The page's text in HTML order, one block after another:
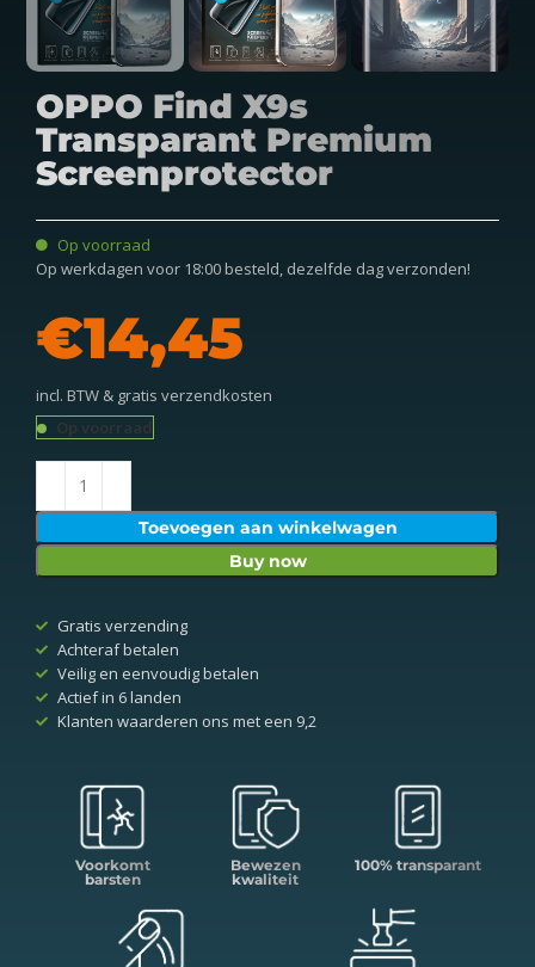
OPPO Find X9s
Transparant Premium
Screenprotector
Op voorraad
Op werkdagen voor 18:00 besteld, dezelfde dag verzonden!
€
incl. BTW & gratis verzendkosten
Op voorraad
Toevoegen aan winkelwagen
Buy now
Gratis verzending
Achteraf betalen
Veilig en eenvoudig betalen
Actief in 6 landen
Klanten waarderen ons met een 9,2
Voorkomt
barsten
Bewezen
kwaliteit
100% transparant